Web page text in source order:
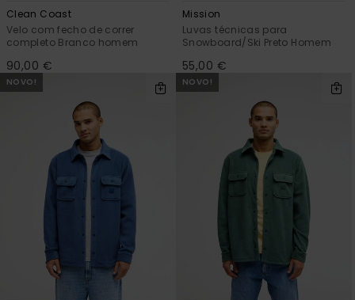
Clean Coast
Velo com fecho de correr
completo Branco homem
90,00 €
Mission
Luvas técnicas para
Snowboard/Ski Preto Homem
55,00 €
NOVO! NOVO!